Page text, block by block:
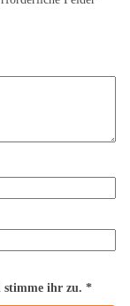
stimme ihr zu. *